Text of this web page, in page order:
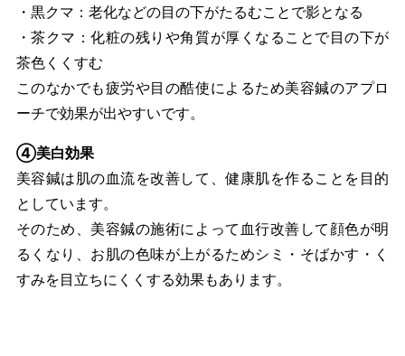
・黒クマ：老化などの目の下がたるむことで影となる
・茶クマ：化粧の残りや角質が厚くなることで目の下が
茶色くくすむ
このなかでも疲労や目の酷使によるため美容鍼のアプロ
ーチで効果が出やすいです。
④美白効果
美容鍼は肌の血流を改善して、健康肌を作ることを目的
としています。
そのため、美容鍼の施術によって血行改善して顔色が明
るくなり、お肌の色味が上がるためシミ・そばかす・く
すみを目立ちにくくする効果もあります。